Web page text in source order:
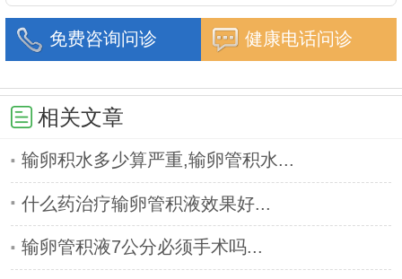
免费咨询问诊 健康电话问诊
相关文章
输卵积水多少算严重,输卵管积水...
什么药治疗输卵管积液效果好...
输卵管积液7公分必须手术吗...